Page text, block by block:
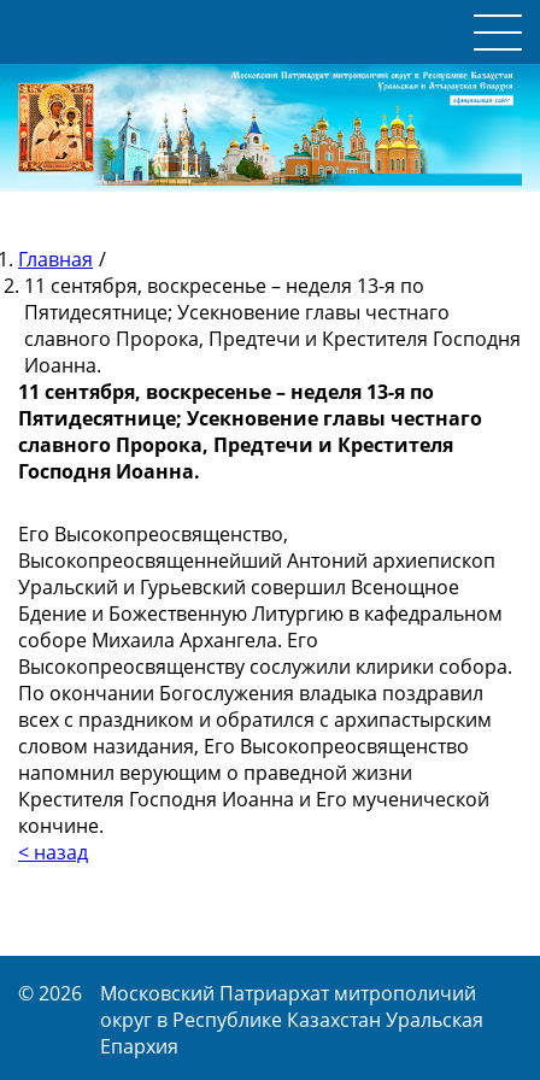
Главная /
11 сентября, воскресенье – неделя 13-я по
Пятидесятнице; Усекновение главы честнаго
славного Пророка, Предтечи и Крестителя Господня
Иоанна.
11 сентября, воскресенье – неделя 13-я по
Пятидесятнице; Усекновение главы честнаго
славного Пророка, Предтечи и Крестителя
Господня Иоанна.
Его Высокопреосвященство,
Высокопреосвященнейший Антоний архиепископ
Уральский и Гурьевский совершил Всенощное
Бдение и Божественную Литургию в кафедральном
соборе Михаила Архангела. Его
Высокопреосвященству сослужили клирики собора.
По окончании Богослужения владыка поздравил
всех с праздником и обратился с архипастырским
словом назидания, Его Высокопреосвященство
напомнил верующим о праведной жизни
Крестителя Господня Иоанна и Его мученической
кончине.
< назад
© 2026
Московский Патриархат митрополичий
округ в Республике Казахстан Уральская
Епархия